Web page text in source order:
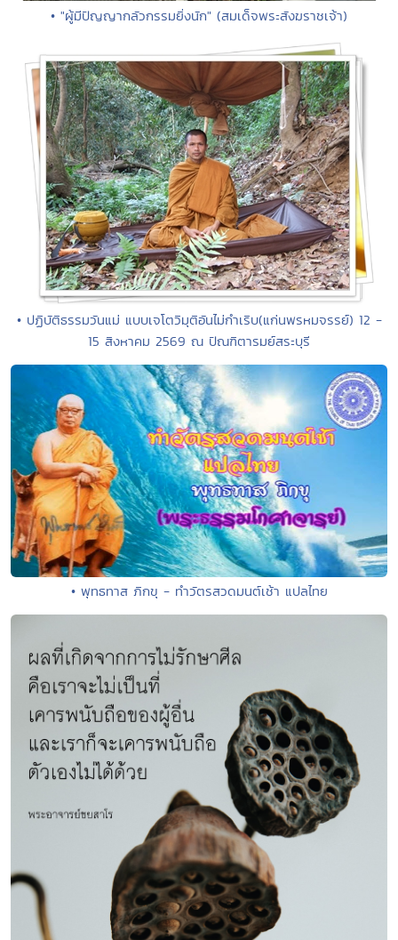
• "ผู้มีปัญญากลัวกรรมยิ่งนัก" (สมเด็จพระสังฆราชเจ้า)
• ปฏิบัติธรรมวันแม่ แบบเจโตวิมุติอันไม่กำเริบ(แก่นพรหมจรรย์) 12 -
15 สิงหาคม 2569 ณ ปัณฑิตารมย์สระบุรี
• พุทธทาส ภิกขุ - ทำวัตรสวดมนต์เช้า แปลไทย